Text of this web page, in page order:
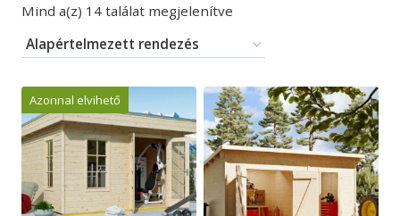
Mind a(z) 14 találat megjelenítve
Azonnal elvihető